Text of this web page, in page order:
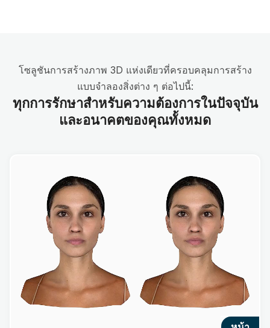
โซลูชันการสร้างภาพ 3D แห่งเดียวที่ครอบคลุมการสร้าง
แบบจำลองสิ่งต่าง ๆ ต่อไปนี้:
ทุกการรักษาสำหรับความต้องการในปัจจุบัน
และอนาคตของคุณทั้งหมด